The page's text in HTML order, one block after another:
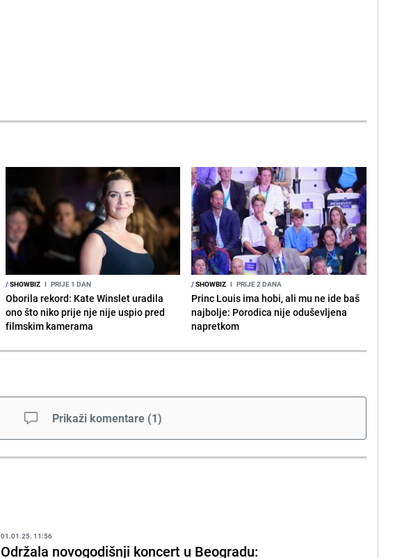
/SHOWBIZ I PRIJE 1 DAN
Oborila rekord: Kate Winslet uradila
ono što niko prije nje nije uspio pred
filmskim kamerama
/SHOWBIZ I PRIJE 2 DANA
Princ Louis ima hobi, ali mu ne ide baš
najbolje: Porodica nije oduševljena
napretkom
Prikaži komentare (1)
01.01.25. 11:56
Održala novogodišnji koncert u Beogradu: